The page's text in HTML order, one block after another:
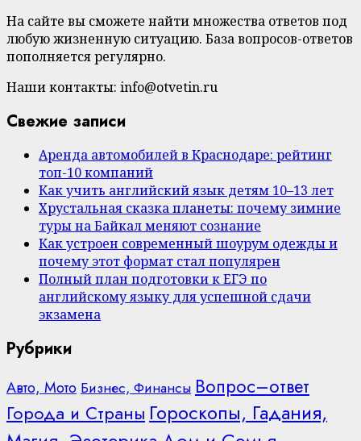
На сайте вы сможете найти множества ответов под
любую жизненную ситуацию. База вопросов-ответов
пополняется регулярно.
Наши контакты: info@otvetin.ru
Свежие записи
Аренда автомобилей в Краснодаре: рейтинг
топ-10 компаний
Как учить английский язык детям 10–13 лет
Хрустальная сказка планеты: почему зимние
туры на Байкал меняют сознание
Как устроен современный шоурум одежды и
почему этот формат стал популярен
Полный план подготовки к ЕГЭ по
английскому языку для успешной сдачи
экзамена
Рубрики
Авто, МотоБизнес, Финансы Вопрос–ответ
Города и Страны Гороскопы, Гадания,